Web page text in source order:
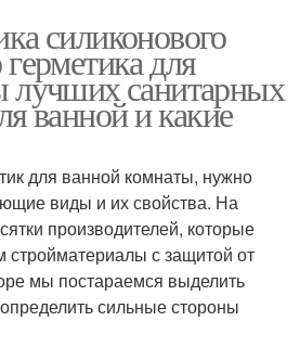
силиконового
для
лучших санитарных
ванной и какие
для ванной комнаты, нужно
виды и их свойства. На
производителей, которые
стройматериалы с защитой от
мы постараемся выделить
сильные стороны